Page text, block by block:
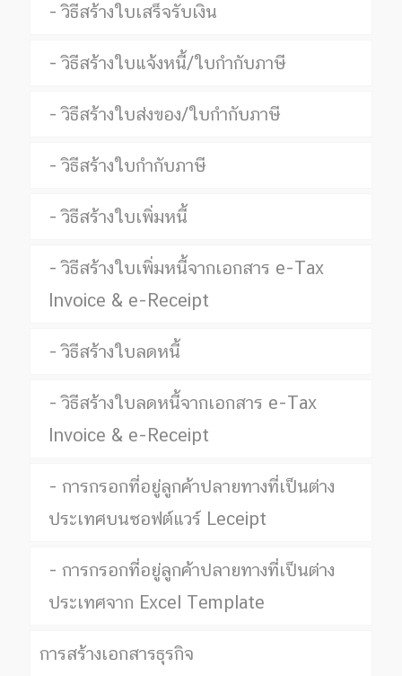
วิธีสร้างใบเสร็จรับเงิน
วิธีสร้างใบแจ้งหนี้/ใบกำกับภาษี
วิธีสร้างใบส่งของ/ใบกำกับภาษี
วิธีสร้างใบกำกับภาษี
วิธีสร้างใบเพิ่มหนี้
วิธีสร้างใบเพิ่มหนี้จากเอกสาร e-Tax
Invoice & e-Receipt
วิธีสร้างใบลดหนี้
วิธีสร้างใบลดหนี้จากเอกสาร e-Tax
Invoice & e-Receipt
การกรอกที่อยู่ลูกค้าปลายทางที่เป็นต่าง
ประเทศบนซอฟต์แวร์ Leceipt
การกรอกที่อยู่ลูกค้าปลายทางที่เป็นต่าง
ประเทศจาก Excel Template
การสร้างเอกสารธุรกิจ